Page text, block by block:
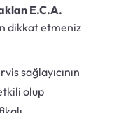
E.C.A.
dikkat etmeniz
sağlayıcının
olup